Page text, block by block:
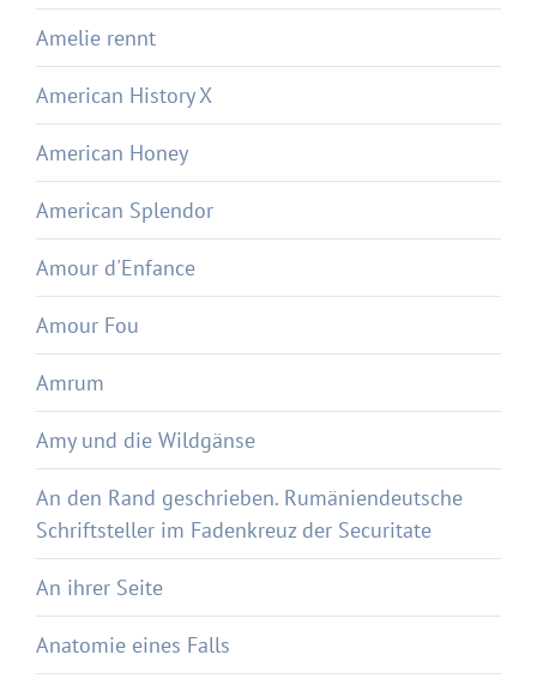
Amelie rennt
American History X
American Honey
American Splendor
Amour d'Enfance
Amour Fou
Amrum
Amy und die Wildgänse
An den Rand geschrieben. Rumäniendeutsche
Schriftsteller im Fadenkreuz der Securitate
An ihrer Seite
Anatomie eines Falls